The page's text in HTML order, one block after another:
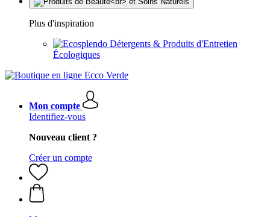
Plus d'inspiration
Détergents & Produits d'Entretien
Écologiques
Mon compte
Identifiez-vous
Nouveau client ?
Créer un compte